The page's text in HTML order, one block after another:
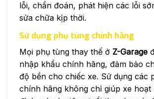
lỗi, chẩn đoán, phát hiện các lỗi
sửa chữa kịp thời.
Sử dụng phụ tùng chính hãng
Mọi phụ tùng thay thế ở Z-Garage
nhập khẩu chính hãng, đảm bảo
độ bền cho chiếc xe. Sử dụng các
chính hãng không chỉ giúp xe hoạt